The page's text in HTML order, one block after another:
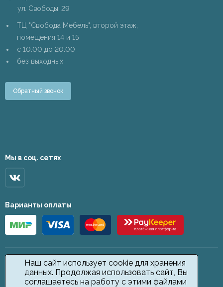
Наш сайт использует cookie для хранения
данных. Продолжая использовать сайт, Вы
соглашаетесь на работу с этими файлами
ул. Свободы, 29
ТЦ "Свобода Мебель", второй этаж,
помещения 14 и 15
c 10:00 до 20:00
без выходных
Обратный звонок
Мы в соц. сетях
Варианты оплаты